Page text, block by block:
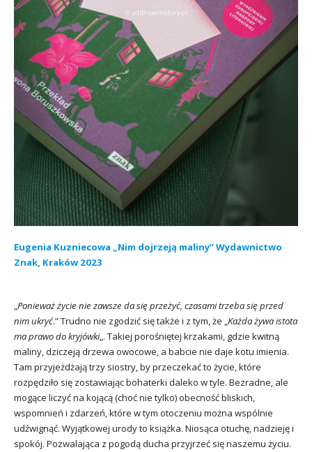
Eugenia Kuzniecowa „Nim dojrzeją maliny” Wydawnictwo
Znak, Kraków 2023
„Ponieważ życie nie zawsze da się przeżyć, czasami trzeba się przed
nim ukryć.” Trudno nie zgodzić się także i z tym, że „Każda żywa istota
ma prawo do kryjówki„. Takiej porośniętej krzakami, gdzie kwitną
maliny, dziczeją drzewa owocowe, a babcie nie daje kotu imienia.
Tam przyjeżdżają trzy siostry, by przeczekać to życie, które
rozpędziło się zostawiając bohaterki daleko w tyle. Bezradne, ale
mogące liczyć na kojącą (choć nie tylko) obecność bliskich,
wspomnień i zdarzeń, które w tym otoczeniu można wspólnie
udźwignąć. Wyjątkowej urody to książka. Niosąca otuchę, nadzieję i
spokój. Pozwalająca z pogodą ducha przyjrzeć się naszemu życiu.